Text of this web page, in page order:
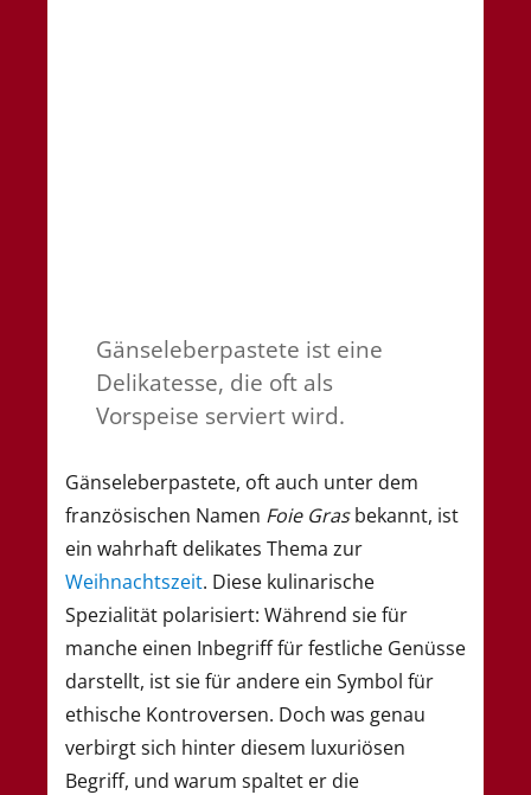
Gänseleberpastete ist eine
Delikatesse, die oft als
Vorspeise serviert wird.
Gänseleberpastete, oft auch unter dem
französischen Namen Foie Grasbekannt, ist
ein wahrhaft delikates Thema zur
Weihnachtszeit. Diese kulinarische
Spezialität polarisiert: Während sie für
manche einen Inbegriff für festliche Genüsse
darstellt, ist sie für andere ein Symbol für
ethische Kontroversen. Doch was genau
verbirgt sich hinter diesem luxuriösen
Begriff, und warum spaltet er die